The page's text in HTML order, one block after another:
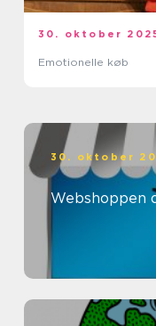
30. oktober
Emotionelle køb
30. oktober
Webshoppen